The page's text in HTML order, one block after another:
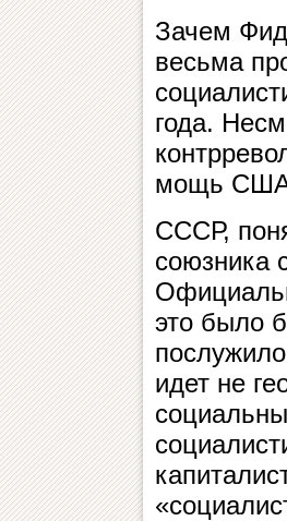
Зачем
весьма
года.
мощь США
СССР,
союзника
это было
идет не